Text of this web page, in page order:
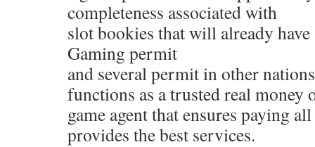
completeness associated with
slot bookies that will already
Gaming permit
and several permit in other
functions as a trusted real money
game agent that ensures paying
provides the best services.